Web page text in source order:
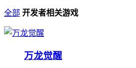
全部 开发者相关游戏
万龙觉醒